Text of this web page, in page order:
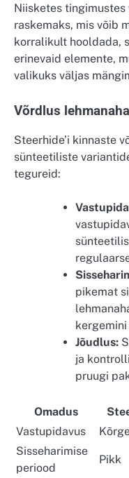
Niisketes
raskemaks, mis võib
korralikult hooldada,
erinevaid elemente,
valikuks väljas
Võrdlus
Steerhide’i kinnaste
sünteetiliste
tegureid:
pikemat
Jõudlus:
ja
pruugi
Omadus
Vastupidavus
Sisseharimise
periood
Pikk